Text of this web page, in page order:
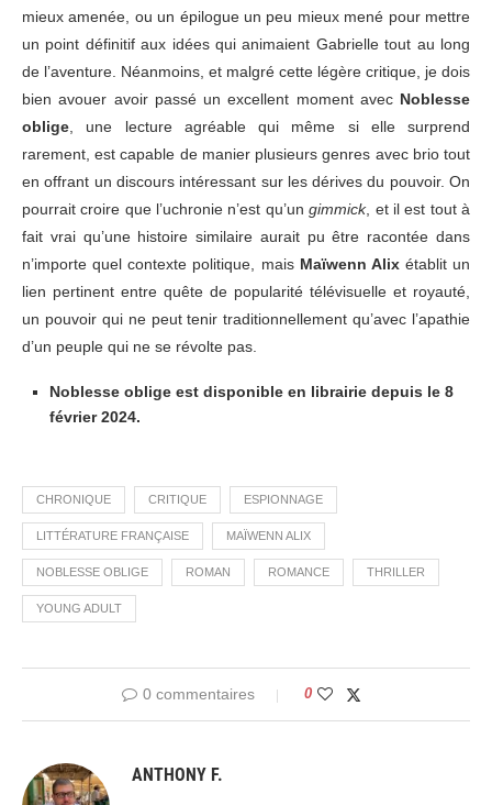
mieux amenée, ou un épilogue un peu mieux mené pour mettre
un point définitif aux idées qui animaient Gabrielle tout au long
de l’aventure. Néanmoins, et malgré cette légère critique, je dois
bien avouer avoir passé un excellent moment avec Noblesse
oblige, une lecture agréable qui même si elle surprend
rarement, est capable de manier plusieurs genres avec brio tout
en offrant un discours intéressant sur les dérives du pouvoir. On
pourrait croire que l’uchronie n’est qu’ungimmick, et il est tout à
fait vrai qu’une histoire similaire aurait pu être racontée dans
n’importe quel contexte politique, mais Maïwenn Alixétablit un
lien pertinent entre quête de popularité télévisuelle et royauté,
un pouvoir qui ne peut tenir traditionnellement qu’avec l’apathie
d’un peuple qui ne se révolte pas.
Noblesse oblige est disponible en librairie depuis le 8
février 2024.
CHRONIQUE CRITIQUE ESPIONNAGE
LITTÉRATURE FRANÇAISE MAÏWENN ALIX
NOBLESSE OBLIGE ROMAN ROMANCE THRILLER
YOUNG ADULT
0 commentaires 0
ANTHONY F.